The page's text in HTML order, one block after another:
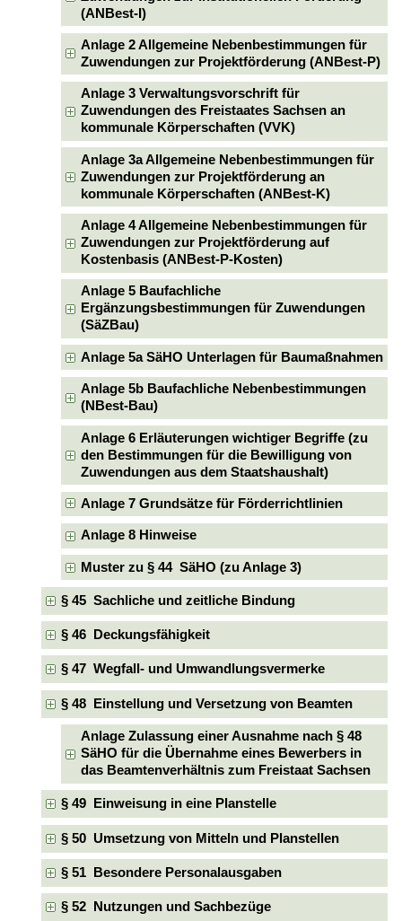
(ANBest-I)
Anlage 2 Allgemeine Nebenbestimmungen für
Zuwendungen zur Projektförderung (ANBest-P)
Anlage 3 Verwaltungsvorschrift für
Zuwendungen des Freistaates Sachsen an
kommunale Körperschaften (VVK)
Anlage 3a Allgemeine Nebenbestimmungen für
Zuwendungen zur Projektförderung an
kommunale Körperschaften (ANBest-K)
Anlage 4 Allgemeine Nebenbestimmungen für
Zuwendungen zur Projektförderung auf
Kostenbasis (ANBest-P-Kosten)
Anlage 5 Baufachliche
Ergänzungsbestimmungen für Zuwendungen
(SäZBau)
Anlage 5a SäHO Unterlagen für Baumaßnahmen
Anlage 5b Baufachliche Nebenbestimmungen
(NBest-Bau)
Anlage 6 Erläuterungen wichtiger Begriffe (zu
den Bestimmungen für die Bewilligung von
Zuwendungen aus dem Staatshaushalt)
Anlage 7 Grundsätze für Förderrichtlinien
Anlage 8 Hinweise
Muster zu § 44 SäHO (zu Anlage 3)
§ 45 Sachliche und zeitliche Bindung
§ 46 Deckungsfähigkeit
§ 47 Wegfall- und Umwandlungsvermerke
§ 48 Einstellung und Versetzung von Beamten
Anlage Zulassung einer Ausnahme nach § 48
SäHO für die Übernahme eines Bewerbers in
das Beamtenverhältnis zum Freistaat Sachsen
§ 49 Einweisung in eine Planstelle
§ 50 Umsetzung von Mitteln und Planstellen
§ 51 Besondere Personalausgaben
§ 52 Nutzungen und Sachbezüge